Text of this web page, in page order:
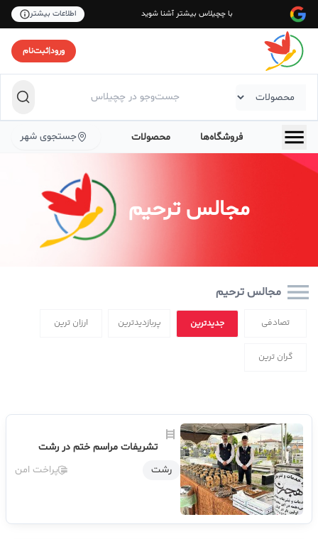
با چچیلاس بیشتر آشنا شوید اطلاعات بیشتر
ورود|ثبت‌نام
فروشگاه‌ها محصولات جستجوی شهر
مجالس ترحیم
مجالس ترحیم
تصادفی جدیدترین پربازدیدترین ارزان ترین
گران ترین
تشریفات مراسم ختم در رشت
رشت
پراخت امن